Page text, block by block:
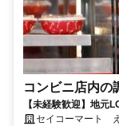
コンビニ店内の
【未経験歓迎】地元
ト」で働こう♪接客
セイコーマート